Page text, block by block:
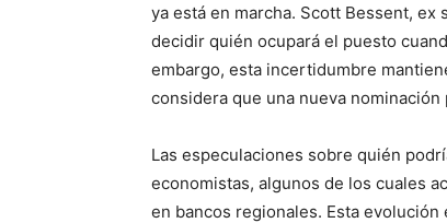
ya está en marcha. Scott Bessent,
decidir quién ocupará el puesto
embargo, esta incertidumbre
considera que una nueva
Las especulaciones sobre quién
economistas, algunos de los cuales
en bancos regionales. Esta